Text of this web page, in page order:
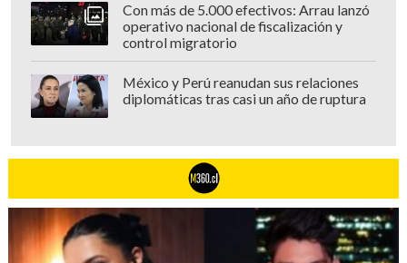
Con más de 5.000 efectivos: Arrau lanzó
operativo nacional de fiscalización y
control migratorio
México y Perú reanudan sus relaciones
diplomáticas tras casi un año de ruptura